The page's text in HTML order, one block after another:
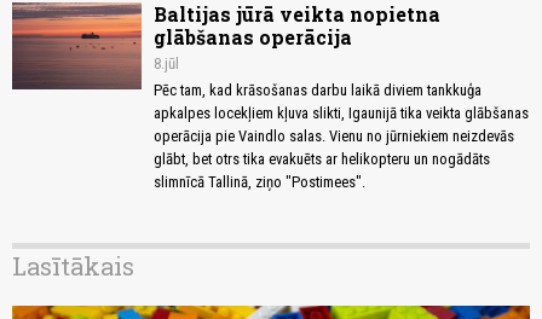
Baltijas jūrā veikta nopietna
glābšanas operācija
8.jūl
Pēc tam, kad krāsošanas darbu laikā diviem tankkuģa
apkalpes locekļiem kļuva slikti, Igaunijā tika veikta glābšanas
operācija pie Vaindlo salas. Vienu no jūrniekiem neizdevās
glābt, bet otrs tika evakuēts ar helikopteru un nogādāts
slimnīcā Tallinā, ziņo "Postimees".
Lasītākais